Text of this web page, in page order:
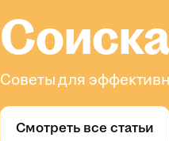
Советы для
Смотреть все статьи